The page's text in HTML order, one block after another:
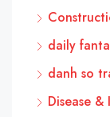
daily
danh so
Disease